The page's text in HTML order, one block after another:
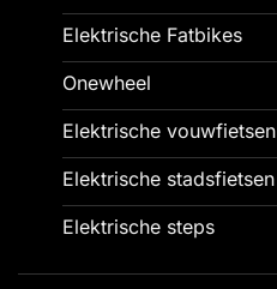
Elektrische Fatbikes
Onewheel
Elektrische vouwfietsen
Elektrische stadsfietsen
Elektrische steps